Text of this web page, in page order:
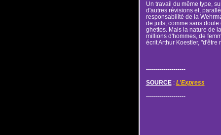
Un travail du même type,
d'autres révisions et,
responsabilité de la
de juifs, comme sans
ghettos. Mais la nature de
millions d'hommes, de
écrit Arthur Koestler, "d'être
--------------------
SOURCE: L'Express
--------------------